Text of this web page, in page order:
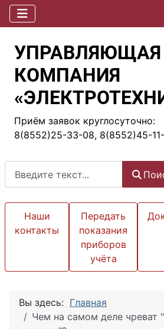
УПРАВЛЯЮЩАЯ
КОМПАНИЯ
Приём заявок круглосуточно:
8(8552)25-33-08, 8(8552)45-
Наши
контакты
Передать
показания
приборов
учёта
Вы здесь: Главная
Чем на самом деле чреват